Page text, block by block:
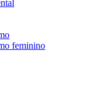
feminino